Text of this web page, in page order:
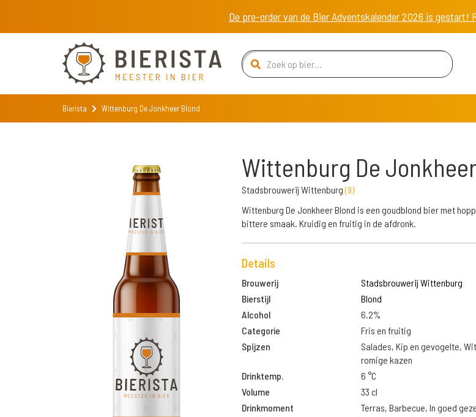
De pre-order van de Bier Adventskalender 2026 is gestart!
Bierista Wittenburg De Jonkheer Blond
Wittenburg De
Stadsbrouwerij Wittenburg(9)
Wittenburg De Jonkheer Blond is een goudblond bier met
bittere smaak. Kruidig en fruitig in de afdronk.
Details
Brouwerij
Stadsbrouwerij Wittenburg
Bierstijl
Blond
Alcohol
6.2%
Categorie
Fris en fruitig
Spijzen
Salades, Kip en gevogelte,
romige kazen
Drinktemp.
6 °C
Volume
33 cl
Drinkmoment
Terras, Barbecue, In goed